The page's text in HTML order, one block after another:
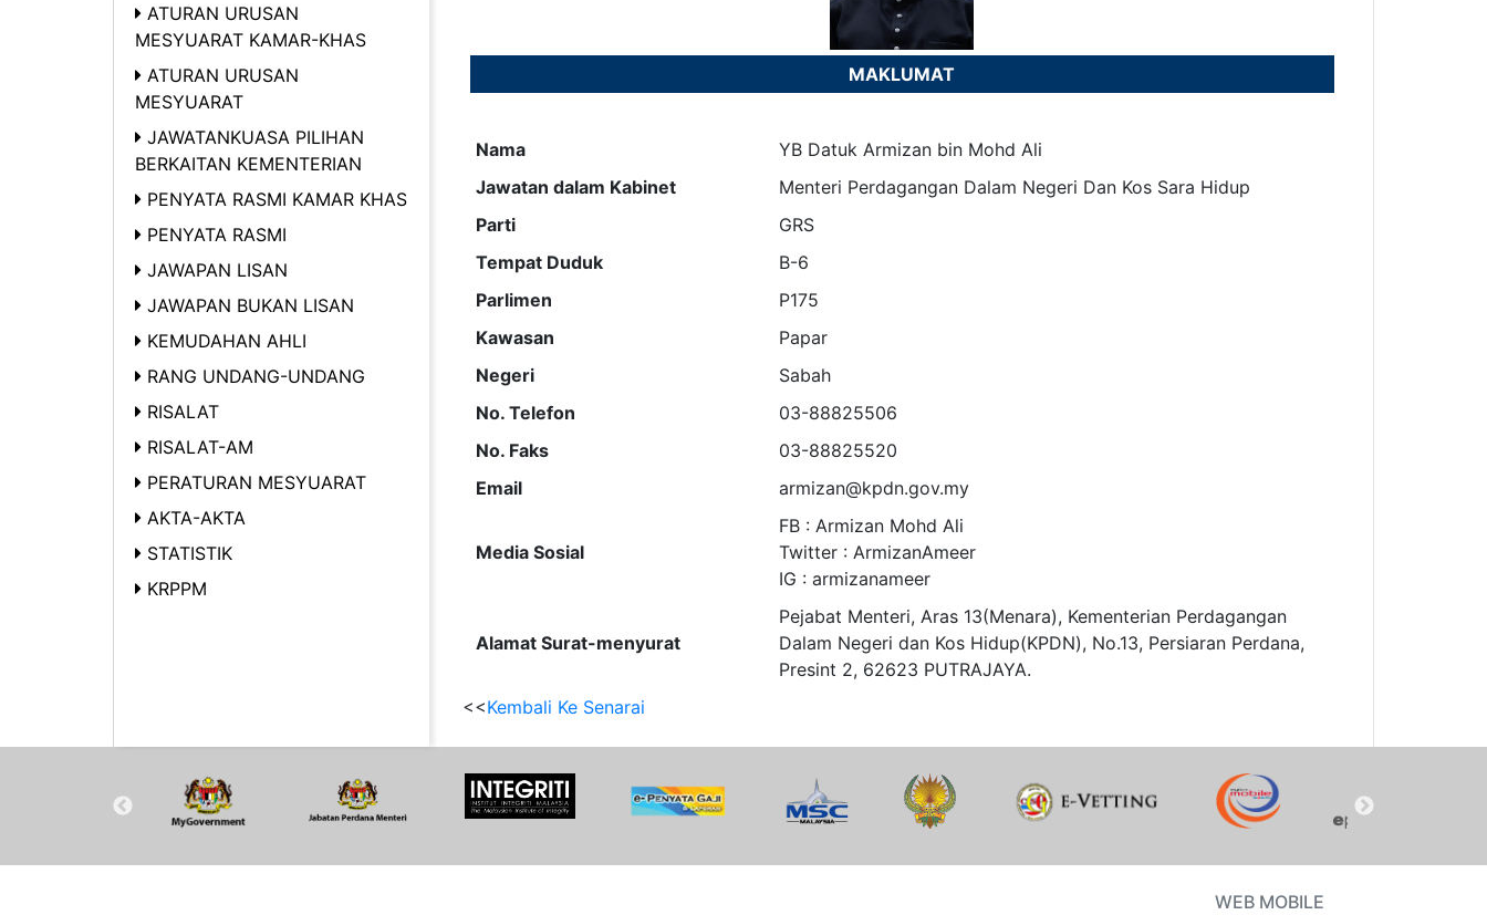
MAKLUMAT
Nama
YB Datuk Armizan bin Mohd Ali
Jawatan dalam Kabinet
Menteri Perdagangan Dalam Negeri Dan Kos Sara Hidup
Parti
GRS
Tempat Duduk
B-6
Parlimen
P175
Kawasan
Papar
Negeri
Sabah
No. Telefon
03-88825506
No. Faks
03-88825520
Email
armizan@kpdn.gov.my
Media Sosial
FB : Armizan Mohd Ali
Twitter : ArmizanAmeer
IG : armizanameer
Alamat Surat-menyurat
Pejabat Menteri, Aras 13(Menara), Kementerian Perdagangan
Dalam Negeri dan Kos Hidup(KPDN), No.13, Persiaran Perdana,
Presint 2, 62623 PUTRAJAYA.
<<Kembali Ke Senarai
ATURAN URUSAN
MESYUARAT KAMAR-KHAS
ATURAN URUSAN
MESYUARAT
JAWATANKUASA PILIHAN
BERKAITAN KEMENTERIAN
PENYATA RASMI KAMAR KHAS
PENYATA RASMI
JAWAPAN LISAN
JAWAPAN BUKAN LISAN
KEMUDAHAN AHLI
RANG UNDANG-UNDANG
RISALAT
RISALAT-AM
PERATURAN MESYUARAT
AKTA-AKTA
STATISTIK
KRPPM
WEB MOBILE